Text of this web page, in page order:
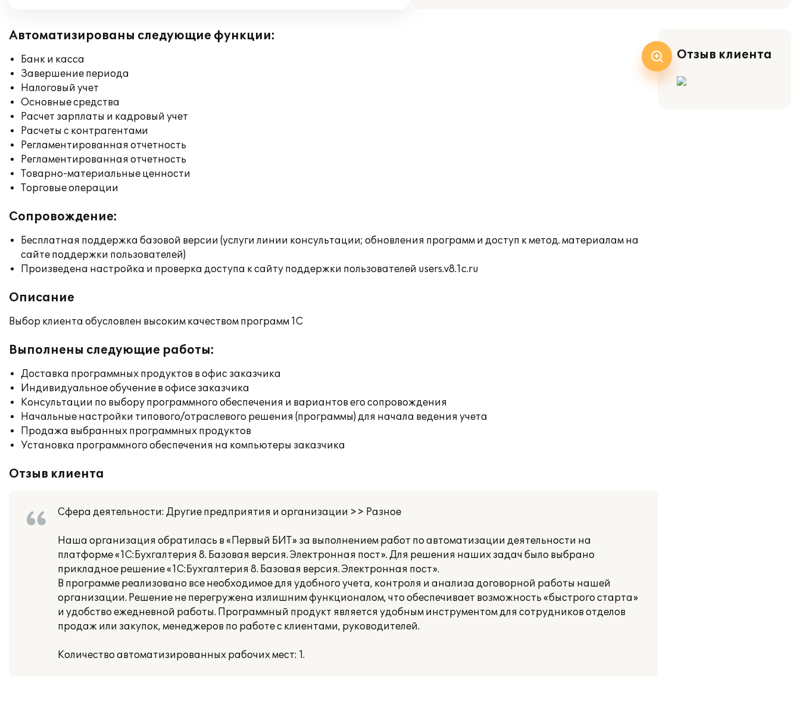
Автоматизированы следующие функции:
Банк и касса
Завершение периода
Налоговый учет
Основные средства
Расчет зарплаты и кадровый учет
Расчеты с контрагентами
Регламентированная отчетность
Регламентированная отчетность
Товарно-материальные ценности
Торговые операции
Сопровождение:
Бесплатная поддержка базовой версии (услуги линии консультации; обновления программ и доступ к метод. материалам на
сайте поддержки пользователей)
Произведена настройка и проверка доступа к сайту поддержки пользователей users.v8.1c.ru
Описание
Выбор клиента обусловлен высоким качеством программ 1С
Выполнены следующие работы:
Доставка программных продуктов в офис заказчика
Индивидуальное обучение в офисе заказчика
Консультации по выбору программного обеспечения и вариантов его сопровождения
Начальные настройки типового/отраслевого решения (программы) для начала ведения учета
Продажа выбранных программных продуктов
Установка программного обеспечения на компьютеры заказчика
Отзыв клиента
Сфера деятельности: Другие предприятия и организации >> Разное
Наша организация обратилась в «Первый БИТ» за выполнением работ по автоматизации деятельности на
платформе «1С:Бухгалтерия 8. Базовая версия. Электронная пост». Для решения наших задач было выбрано
прикладное решение «1С:Бухгалтерия 8. Базовая версия. Электронная пост».
В программе реализовано все необходимое для удобного учета, контроля и анализа договорной работы нашей
организации. Решение не перегружена излишним функционалом, что обеспечивает возможность «быстрого старта»
и удобство ежедневной работы. Программный продукт является удобным инструментом для сотрудников отделов
продаж или закупок, менеджеров по работе с клиентами, руководителей.
Количество автоматизированных рабочих мест: 1.
Отзыв клиента